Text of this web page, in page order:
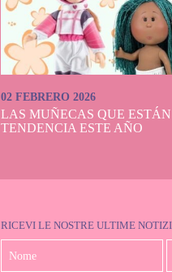
02 FEBRERO 2026
LAS MUÑECAS QUE
TENDENCIA ESTE AÑO
RICEVI LE NOSTRE ULTIME